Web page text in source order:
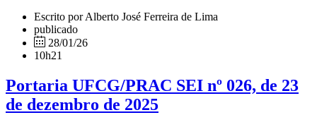
Escrito por Alberto José Ferreira de Lima
publicado
28/01/26
10h21
Portaria UFCG/PRAC SEI nº 026, de 23
de dezembro de 2025